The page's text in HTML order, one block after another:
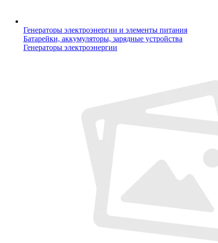
Генераторы электроэнергии и элементы питания
Батарейки, аккумуляторы, зарядные устройства
Генераторы электроэнергии